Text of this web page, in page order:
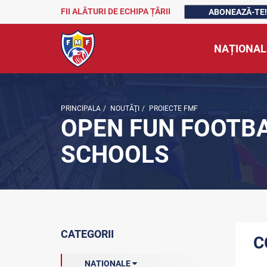
FII ALĂTURI DE ECHIPA ȚĂRII ABONEAZĂ-TE!
PRINCIPALA / NOUTĂŢI / PROIECTE FMF
OPEN FUN
SCHOOLS
CATEGORII
NAȚIONALE